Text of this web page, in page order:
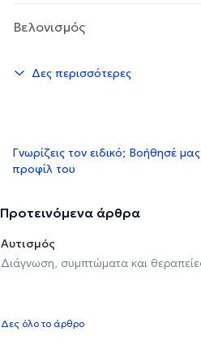
Βελονισμός
Δες περισσότερες
Γνωρίζεις τον ειδικό; Βοήθησέ
προφίλ του
Προτεινόμενα άρθρα
Αυτισμός
Διάγνωση, συμπτώματα και
Δες όλο το άρθρο